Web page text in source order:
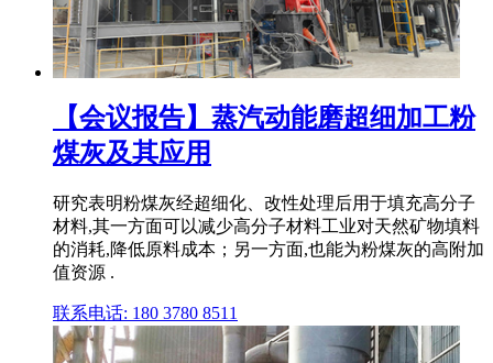
【会议报告】蒸汽动能磨超细加工粉
煤灰及其应用
研究表明粉煤灰经超细化、改性处理后用于填充高分子
材料,其一方面可以减少高分子材料工业对天然矿物填料
的消耗,降低原料成本；另一方面,也能为粉煤灰的高附加
值资源 .
联系电话: 180 3780 8511